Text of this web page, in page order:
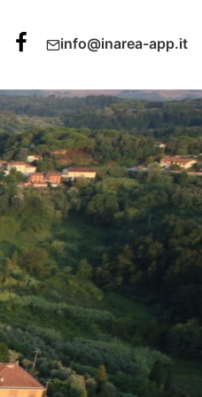
info@inarea-app.it